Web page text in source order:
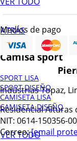
ATRÁS
Camisa sport
SPORT LISA
SPORT DISEÑO
CAMISETA LISA
CAMISETA DISEÑO
VER TODO
Medios de pago
Industrias Topaz,
Residencial Alturas
NIT: 0614-150356-
Correo:[email